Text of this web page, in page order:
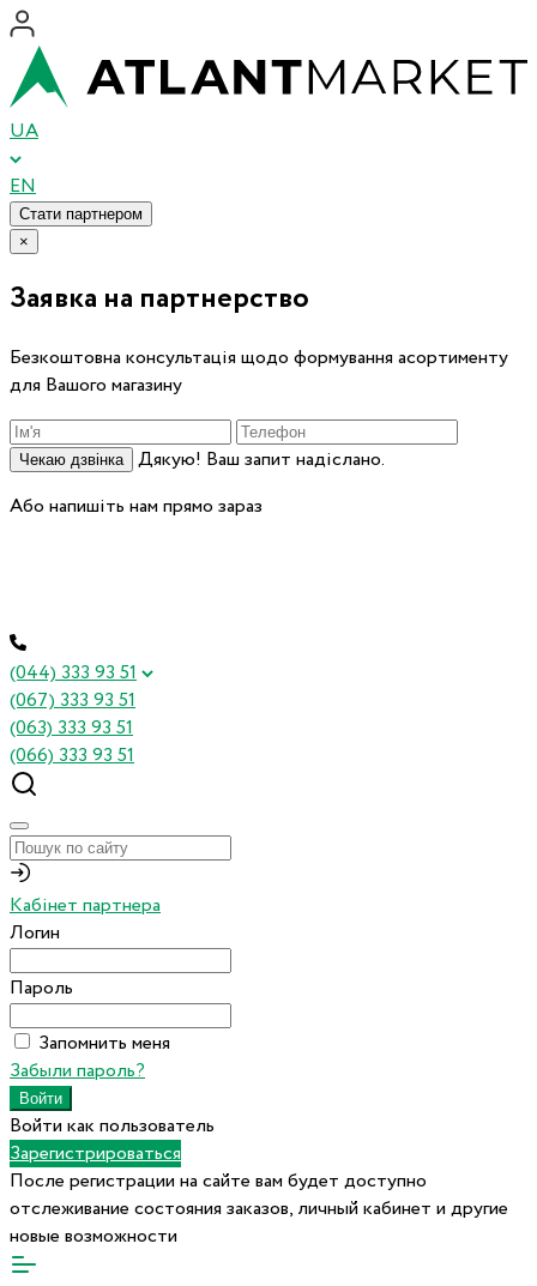
UA
EN
Стати партнером
×
Заявка на партнерство
Безкоштовна консультація щодо формування асортименту
для Вашого магазину
Чекаю дзвінка
Дякую! Ваш запит надіслано.
Або напишіть нам прямо зараз
(044) 333 93 51
(067) 333 93 51
(063) 333 93 51
(066) 333 93 51
Кабінет партнера
Логин
Пароль
Запомнить меня
Забыли пароль?
Войти как пользователь
Зарегистрироваться
После регистрации на сайте вам будет доступно
отслеживание состояния заказов, личный кабинет и другие
новые возможности